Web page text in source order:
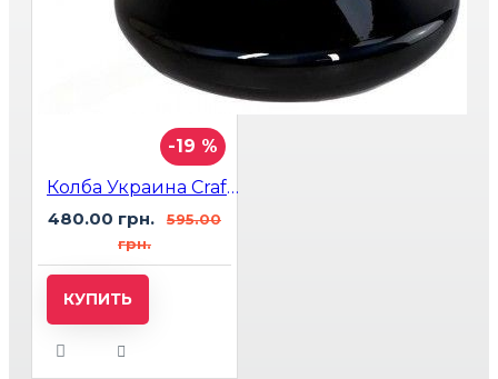
-19 %
Колба Украина Craft Черно-Белая
480.00 грн.
595.00
грн.
КУПИТЬ